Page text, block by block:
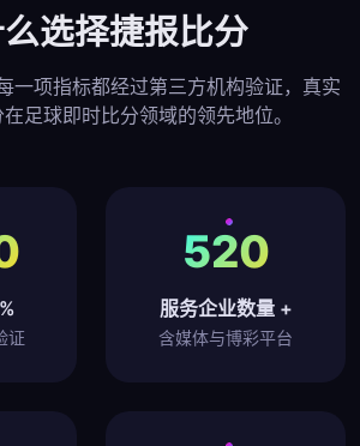
选择捷报比分
一项指标都经过第三方机构验证，真实
足球即时比分领域的领先地位。
证
520
服务企业数量 +
含媒体与博彩平台